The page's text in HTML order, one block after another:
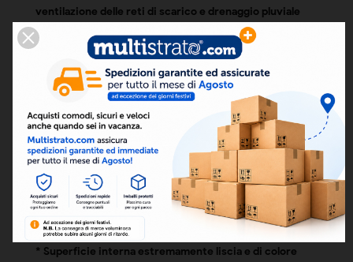
ventilazione delle reti di scarico e drenaggio pluviale
all'interno dei fabbricati adibiti a uso civile e
industriale, ospedali e alberghi.
LEGGEREZZA, SEMPLICITÀ ED AFFIDABILITÀ:
* Leggerezza ed estrema facilità di posa in opera senza
l'ausilio di particolari attrezzature, grazie alla
connsessione ad innesto. Inoltre, l'innesto a bicchiere,
non richiede l'utilizzo supplementare di colle o solventi
nocivi.
* Eccellenti performance fonoisolanti: 18 dB(A) con
portate di 4 litri/secondo e 11 dB(A) con portate di 2
litri/secondo.
* Superficie interna estremamente liscia e di colore